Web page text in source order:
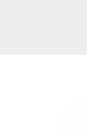
Bakso